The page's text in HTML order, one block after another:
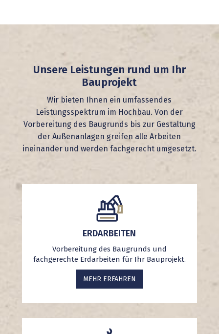
Unsere Leistungen rund um Ihr
Bauprojekt
Wir bieten Ihnen ein umfassendes
Leistungsspektrum im Hochbau. Von der
Vorbereitung des Baugrunds bis zur Gestaltung
der Außenanlagen greifen alle Arbeiten
ineinander und werden fachgerecht umgesetzt.
ERDARBEITEN
Vorbereitung des Baugrunds und
fachgerechte Erdarbeiten für Ihr Bauprojekt.
MEHR ERFAHREN